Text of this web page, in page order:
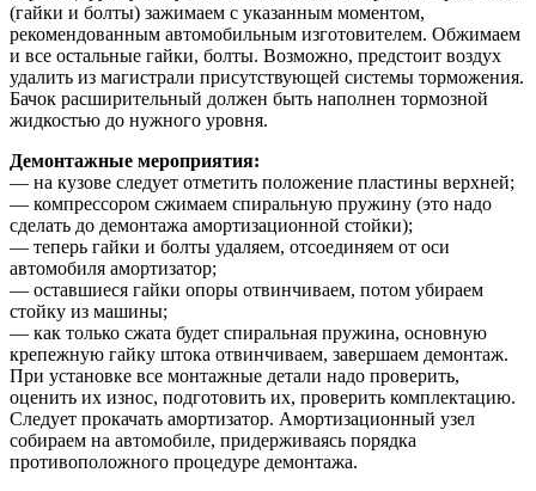
(гайки и болты) зажимаем с указанным моментом,
рекомендованным автомобильным изготовителем. Обжимаем
и все остальные гайки, болты. Возможно, предстоит воздух
удалить из магистрали присутствующей системы торможения.
Бачок расширительный должен быть наполнен тормозной
жидкостью до нужного уровня.
Демонтажные мероприятия:
— на кузове следует отметить положение пластины верхней;
— компрессором сжимаем спиральную пружину (это надо
сделать до демонтажа амортизационной стойки);
— теперь гайки и болты удаляем, отсоединяем от оси
автомобиля амортизатор;
— оставшиеся гайки опоры отвинчиваем, потом убираем
стойку из машины;
— как только сжата будет спиральная пружина, основную
крепежную гайку штока отвинчиваем, завершаем демонтаж.
При установке все монтажные детали надо проверить,
оценить их износ, подготовить их, проверить комплектацию.
Следует прокачать амортизатор. Амортизационный узел
собираем на автомобиле, придерживаясь порядка
противоположного процедуре демонтажа.